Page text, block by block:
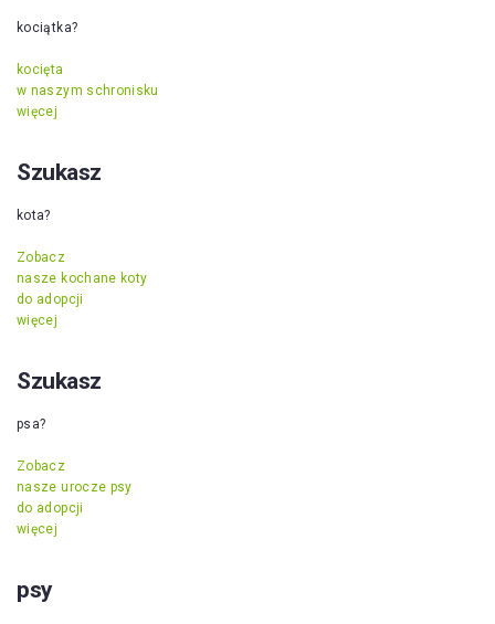
kociątka?
kocięta
w naszym schronisku
więcej
Szukasz
kota?
Zobacz
nasze kochane koty
do adopcji
więcej
Szukasz
psa?
Zobacz
nasze urocze psy
do adopcji
więcej
psy